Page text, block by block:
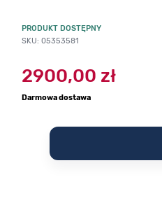
PRODUKT DOSTĘPNY
SKU: 05353581
2900,00 zł
Darmowa dostawa